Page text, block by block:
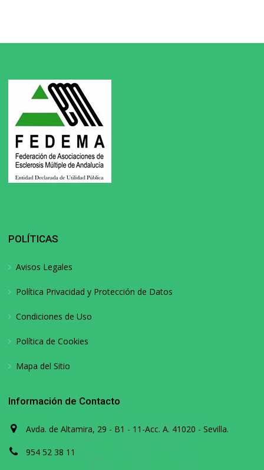
POLÍTICAS
Avisos Legales
Política Privacidad y Protección de Datos
Condiciones de Uso
Política de Cookies
Mapa del Sitio
Información de Contacto
Avda. de Altamira, 29 - B1 - 11-Acc. A. 41020 - Sevilla.
954 52 38 11